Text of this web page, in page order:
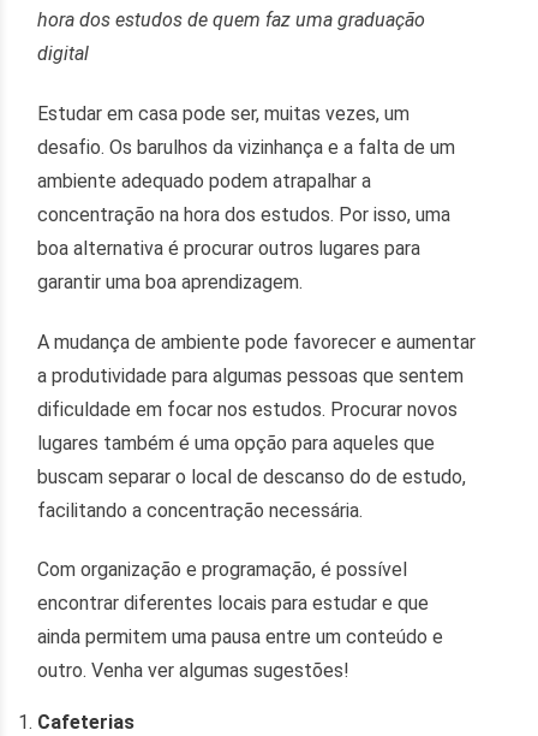
hora dos estudos de quem faz uma graduação
digital
Estudar em casa pode ser, muitas vezes, um
desafio. Os barulhos da vizinhança e a falta de um
ambiente adequado podem atrapalhar a
concentração na hora dos estudos. Por isso, uma
boa alternativa é procurar outros lugares para
garantir uma boa aprendizagem.
A mudança de ambiente pode favorecer e aumentar
a produtividade para algumas pessoas que sentem
dificuldade em focar nos estudos. Procurar novos
lugares também é uma opção para aqueles que
buscam separar o local de descanso do de estudo,
facilitando a concentração necessária.
Com organização e programação, é possível
encontrar diferentes locais para estudar e que
ainda permitem uma pausa entre um conteúdo e
outro. Venha ver algumas sugestões!
Cafeterias